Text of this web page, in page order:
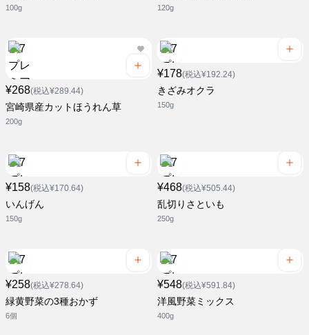
100g 120g
¥268(税込¥289.44)
宮崎県産カットほうれん草
200g
¥178(税込¥192.24)
きざみオクラ
150g
¥158(税込¥170.64)
いんげん
150g
¥468(税込¥505.44)
乱切りさといも
250g
¥258(税込¥278.64)
緑黄野菜の3種おかず
6個
¥548(税込¥591.84)
洋風野菜ミックス
400g